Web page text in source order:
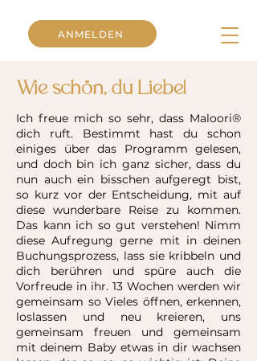
ANMELDEN
Wie schön, du Liebe!
Ich freue mich so sehr, dass Maloori®
dich ruft. Bestimmt hast du schon
einiges über das Programm gelesen,
und doch bin ich ganz sicher, dass du
nun auch ein bisschen aufgeregt bist,
so kurz vor der Entscheidung, mit auf
diese wunderbare Reise zu kommen.
Das kann ich so gut verstehen! Nimm
diese Aufregung gerne mit in deinen
Buchungsprozess, lass sie kribbeln und
dich berühren und spüre auch die
Vorfreude in ihr. 13 Wochen werden wir
gemeinsam so Vieles öffnen, erkennen,
loslassen und neu kreieren, uns
gemeinsam freuen und gemeinsam
mit deinem Baby etwas in dir wachsen